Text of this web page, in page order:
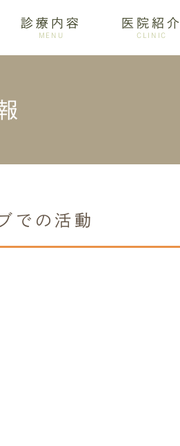
診療内容
MENU
医院紹介
CLINIC
での活動